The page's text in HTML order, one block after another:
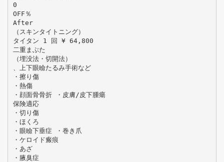
0
OFF％
After
（スキンタイトニング）
タイタン 1 回 ¥ 64,800
二重まぶた
（埋没法・切開法）
、上下眼瞼たるみ手術など
・擦り傷
・熱傷
・顔面骨骨折 ・皮膚/皮下腫瘍
保険適応
・切り傷
・ほくろ
・眼瞼下垂症 ・巻き爪
・ケロイド瘢痕
・あざ
・腋臭症